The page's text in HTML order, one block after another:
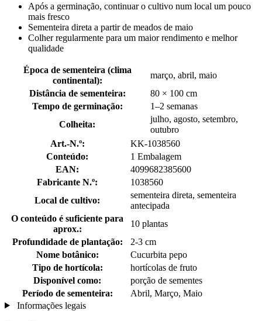
Após a germinação, continuar o cultivo num local um pouco
mais fresco
Sementeira direta a partir de meados de maio
Colher regularmente para um maior rendimento e melhor
qualidade
Época de sementeira (clima
continental):
março, abril, maio
Distância de sementeira:
80 × 100 cm
Tempo de germinação:
1–2 semanas
Colheita:
julho, agosto, setembro,
outubro
Art.-N.º:
KK-1038560
Conteúdo:
1 Embalagem
EAN:
4099682385600
Fabricante N.º:
1038560
Local de cultivo:
sementeira direta, sementeira
antecipada
O conteúdo é suficiente para
aprox.:
10 plantas
Profundidade de plantação:
2-3 cm
Nome botânico:
Cucurbita pepo
Tipo de hortícola:
hortícolas de fruto
Disponível como:
porção de sementes
Período de sementeira:
Abril, Março, Maio
Informações legais